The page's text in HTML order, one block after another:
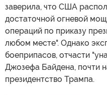
заверила, что США
достаточной огневой
операций по приказу
любом месте". Однако
боеприпасов, отчасти
Джозефа Байдена, почти
президентство Трампа.